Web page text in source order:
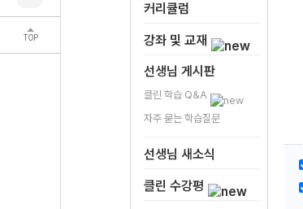
TOP
커리큘럼
강좌 및 교재
선생님 게시판
클린 학습 Q&A
자주 묻는 학습질문
선생님 새소식
클린 수강평